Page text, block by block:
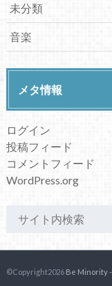
未分類
音楽
メタ情報
ログイン
投稿フィード
コメントフィード
WordPress.org
©Copyright2026 Be Minority